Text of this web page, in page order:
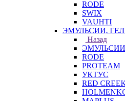
RODE
SWIX
VAUHTI
ЭМУЛЬСИИ,
Назад
RODE
PROTEAM
УКТУС
RED